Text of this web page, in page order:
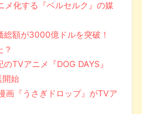
メ化する『ベルセルク』の媒
総額が3000億ドルを突破！
？
TVアニメ『DOG DAYS』
開始
画『うさぎドロップ』がTVア